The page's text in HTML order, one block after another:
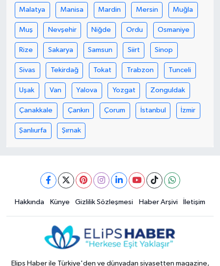
Malatya Manisa Mardin Mersin Muğla
Muş Nevşehir Niğde Ordu Osmaniye
Rize Sakarya Samsun Siirt Sinop
Sivas Tekirdağ Tokat Trabzon Tunceli
Uşak Van Yalova Yozgat Zonguldak
Çanakkale Çankırı Çorum İstanbul İzmir
Şanlıurfa Şırnak
Hakkında Künye Gizlilik Sözleşmesi Haber Arşivi İletişim
Elips Haber ile Türkiye'den ve dünyadan siyasetten magazine,